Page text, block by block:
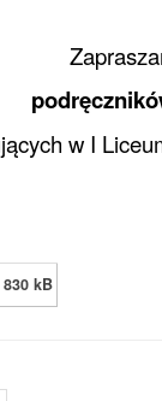
w I
830 kB